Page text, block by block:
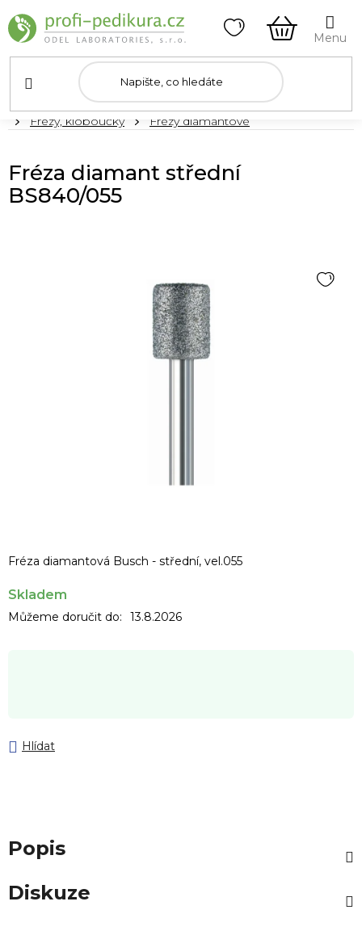
na
obsah
NÁKUPNÍ
KOŠÍK
DomůFrézy, kloboučky Frézy diamantové
Fréza diamantová Busch - střední, vel.055
Skladem
Můžeme doručit do: 13.8.2026
Hlídat
Fréza diamant střední
BS840/055
Popis
Diskuze